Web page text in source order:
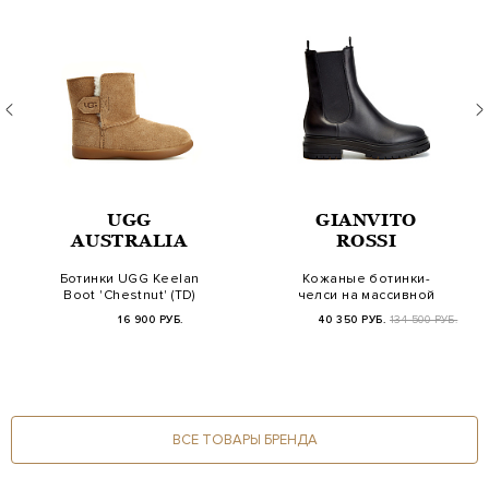
UGG
AUSTRALIA
Ботинки UGG Keelan
Boot 'Chestnut' (TD)
16 900 РУБ.
GIANVITO
ROSSI
Кожаные ботинки-
челси на массивной
40 350 РУБ. 134 500 РУБ.
ВСЕ ТОВАРЫ БРЕНДА